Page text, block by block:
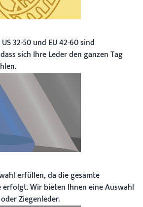
32-50 und EU 42-60 sind
sich Ihre Leder den ganzen Tag
erfüllen, da die gesamte
Wir bieten Ihnen eine Auswahl
Ziegenleder.